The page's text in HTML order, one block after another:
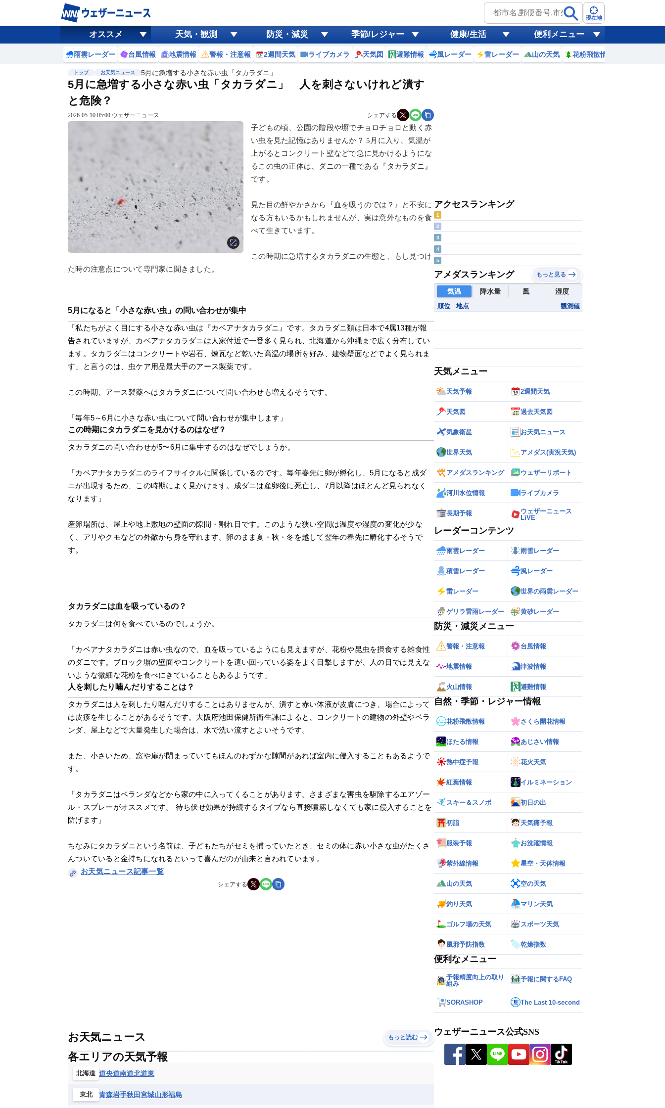
現在地
オススメ 天気・観測 防災・減災 季節/レジャー 健康/生活 便利メニュー
雨雲レーダー 台風情報 地震情報 警報・注意報 2週間天気 ライブカメラ 天気図 避難情報 風レーダー 雷レーダー 山の天気 花粉飛散情報
トップ お天気ニュース 5月に急増する小さな赤い虫「タカラダニ」…
5月に急増する小さな赤い虫「タカラダニ」 人を刺さないけれど潰す
と危険？
2026-05-10 05:00 ウェザーニュース シェアする
子どもの頃、公園の階段や塀でチョロチョロと動く赤
い虫を見た記憶はありませんか？ 5月に入り、気温が
上がるとコンクリート壁などで急に見かけるようにな
るこの虫の正体は、ダニの一種である『タカラダニ』
です。
見た目の鮮やかさから『血を吸うのでは？』と不安に
なる方もいるかもしれませんが、実は意外なものを食
べて生きています。
この時期に急増するタカラダニの生態と、もし見つけ
た時の注意点について専門家に聞きました。
5月になると「小さな赤い虫」の問い合わせが集中
「私たちがよく目にする小さな赤い虫は『カベアナタカラダニ』です。タカラダニ類は日本で4属13種が報
告されていますが、カベアナタカラダニは人家付近で一番多く見られ、北海道から沖縄まで広く分布してい
ます。タカラダニはコンクリートや岩石、煉瓦など乾いた高温の場所を好み、建物壁面などでよく見られま
す」と言うのは、虫ケア用品最大手のアース製薬です。
この時期、アース製薬へはタカラダニについて問い合わせも増えるそうです。
「毎年5～6月に小さな赤い虫について問い合わせが集中します」
この時期にタカラダニを見かけるのはなぜ？
タカラダニの問い合わせが5〜6月に集中するのはなぜでしょうか。
「カベアナタカラダニのライフサイクルに関係しているのです。毎年春先に卵が孵化し、5月になると成ダ
ニが出現するため、この時期によく見かけます。成ダニは産卵後に死亡し、7月以降はほとんど見られなく
なります」
産卵場所は、屋上や地上敷地の壁面の隙間・割れ目です。このような狭い空間は温度や湿度の変化が少な
く、アリやクモなどの外敵から身を守れます。卵のまま夏・秋・冬を越して翌年の春先に孵化するそうで
す。
タカラダニは血を吸っているの？
タカラダニは何を食べているのでしょうか。
「カベアナタカラダニは赤い虫なので、血を吸っているようにも見えますが、花粉や昆虫を摂食する雑食性
のダニです。ブロック塀の壁面やコンクリートを這い回っている姿をよく目撃しますが、人の目では見えな
いような微細な花粉を食べにきていることもあるようです」
人を刺したり噛んだりすることは？
タカラダニは人を刺したり噛んだりすることはありませんが、潰すと赤い体液が皮膚につき、場合によって
は皮疹を生じることがあるそうです。大阪府池田保健所衛生課によると、コンクリートの建物の外壁やベラ
ンダ、屋上などで大量発生した場合は、水で洗い流すとよいそうです。
また、小さいため、窓や扉が閉まっていてもほんのわずかな隙間があれば室内に侵入することもあるようで
す。
「タカラダニはベランダなどから家の中に入ってくることがあります。さまざまな害虫を駆除するエアゾー
ル・スプレーがオススメです。 待ち伏せ効果が持続するタイプなら直接噴霧しなくても家に侵入することを
防げます」
ちなみにタカラダニという名前は、子どもたちがセミを捕っていたとき、セミの体に赤い小さな虫がたくさ
んついていると金持ちになれるといって喜んだのが由来と言われています。
お天気ニュース記事一覧
シェアする
お天気ニュース もっと読む
各エリアの天気予報
北海道 道央道南道北道東
東北 青森岩手秋田宮城山形福島
アクセスランキング
1
2
3
4
5
アメダスランキング もっと見る
気温 降水量 風 湿度
順位 地点 観測値
天気メニュー
天気予報 2週間天気
天気図 過去天気図
気象衛星 お天気ニュース
世界天気 アメダス(実況天気)
アメダスランキング ウェザーリポート
河川水位情報 ライブカメラ
長期予報
ウェザーニュース
LiVE
レーダーコンテンツ
雨雲レーダー 雨雪レーダー
積雪レーダー 風レーダー
雷レーダー 世界の雨雲レーダー
ゲリラ雷雨レーダー 黄砂レーダー
防災・減災メニュー
警報・注意報 台風情報
地震情報 津波情報
火山情報 避難情報
自然・季節・レジャー情報
花粉飛散情報 さくら開花情報
ほたる情報 あじさい情報
熱中症予報 花火天気
紅葉情報 イルミネーション
スキー＆スノボ 初日の出
初詣 天気痛予報
服装予報 お洗濯情報
紫外線情報 星空・天体情報
山の天気 空の天気
釣り天気 マリン天気
ゴルフ場の天気 スポーツ天気
風邪予防指数 乾燥指数
便利なメニュー
予報精度向上の取り
組み
予報に関するFAQ
SORASHOP The Last 10-second
ウェザーニュース公式SNS